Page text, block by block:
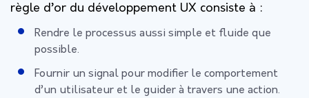
règle d’or du développement UX consiste à :
Rendre le processus aussi simple et fluide que
possible.
Fournir un signal pour modifier le comportement
d’un utilisateur et le guider à travers une action.